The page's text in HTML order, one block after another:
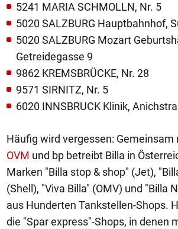
5241 MARIA SCHMOLLN, Nr. 5
5020 SALZBURG Hauptbahnhof,
5020 SALZBURG Mozart
Getreidegasse 9
9862 KREMSBRÜCKE, Nr. 28
9571 SIRNITZ, Nr. 5
6020 INNSBRUCK Klinik,
Häufig wird vergessen: Gemeinsam
OVM und bp betreibt Billa in
Marken "Billa stop & shop" (Jet),
(Shell), "Viva Billa" (OMV) und "Billa
aus Hunderten Tankstellen-Shops.
die "Spar express"-Shops, in denen